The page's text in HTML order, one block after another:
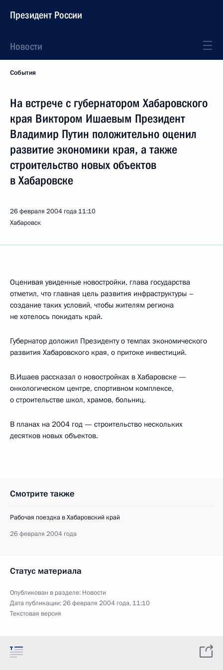
Президент России
Новости
События
На встрече с губернатором Хабаровского
края Виктором Ишаевым Президент
Владимир Путин положительно оценил
развитие экономики края, а также
строительство новых объектов
в Хабаровске
26 февраля 2004 года 11:10
Хабаровск
Оценивая увиденные новостройки, глава государства
отметил, что главная цель развития инфраструктуры –
создание таких условий, чтобы жителям региона
не хотелось покидать край.
Губернатор доложил Президенту о темпах экономического
развития Хабаровского края, о притоке инвестиций.
В.Ишаев рассказал о новостройках в Хабаровске —
онкологическом центре, спортивном комплексе,
о строительстве школ, храмов, больниц.
В планах на 2004 год — строительство нескольких
десятков новых объектов.
Смотрите также
Рабочая поездка в Хабаровский край
26 февраля 2004 года
Статус материала
Опубликован в разделе: Новости
Дата публикации:26 февраля 2004 года, 11:10
Текстовая версия